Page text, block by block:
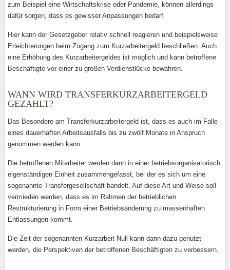
zum Beispiel eine Wirtschaftskrise oder Pandemie, können allerdings
dafür sorgen, dass es gewisser Anpassungen bedarf.
Hier kann der Gesetzgeber relativ schnell reagieren und beispielsweise
Erleichterungen beim Zugang zum Kurzarbeitergeld beschließen. Auch
eine Erhöhung des Kurzarbeitergeldes ist möglich und kann betroffene
Beschäftigte vor einer zu großen Verdienstlücke bewahren.
WANN WIRD TRANSFERKURZARBEITERGELD
GEZAHLT?
Das Besondere am Transferkurzarbeitergeld ist, dass es auch im Falle
eines dauerhaften Arbeitsausfalls bis zu zwölf Monate in Anspruch
genommen werden kann.
Die betroffenen Mitarbeiter werden dann in einer betriebsorganisatorisch
eigenständigen Einheit zusammengefasst, bei der es sich um eine
sogenannte Transfergesellschaft handelt. Auf diese Art und Weise soll
vermieden werden, dass es im Rahmen der betrieblichen
Restrukturierung in Form einer Betriebsänderung zu massenhaften
Entlassungen kommt.
Die Zeit der sogenannten Kurzarbeit Null kann dann dazu genutzt
werden, die Perspektiven der betroffenen Beschäftigten zu verbessern.